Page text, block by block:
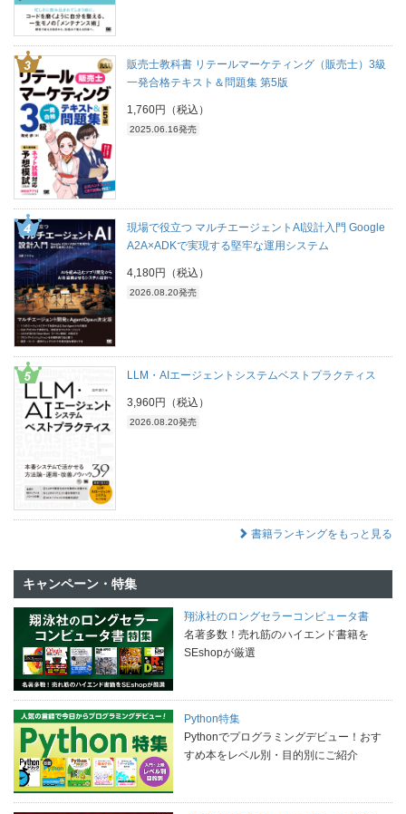
販売士教科書 リテールマーケティング（販売士）3級
一発合格テキスト＆問題集 第5版
1,760円（税込）
2025.06.16発売
現場で役立つ マルチエージェントAI設計入門 Google
A2A×ADKで実現する堅牢な運用システム
4,180円（税込）
2026.08.20発売
LLM・AIエージェントシステムベストプラクティス
3,960円（税込）
2026.08.20発売
書籍ランキングをもっと見る
キャンペーン・特集
翔泳社のロングセラーコンピュータ書
名著多数！売れ筋のハイエンド書籍を
SEshopが厳選
Python特集
Pythonでプログラミングデビュー！おす
すめ本をレベル別・目的別にご紹介